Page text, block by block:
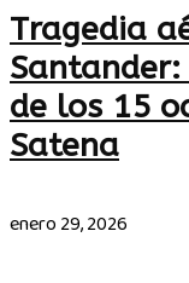
Tragedia
de los 15
Satena
enero 29, 2026